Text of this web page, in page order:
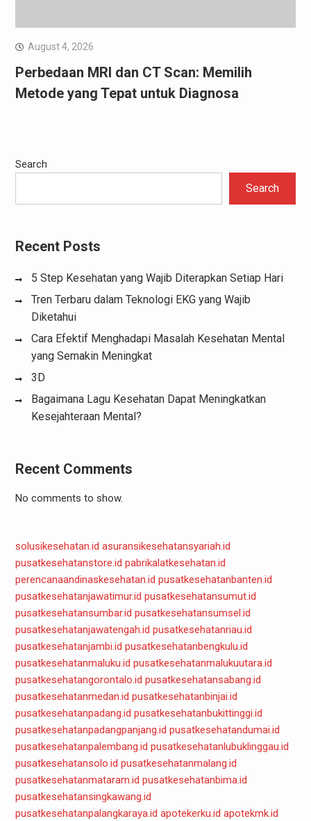
August 4, 2026
Perbedaan MRI dan CT Scan: Memilih
Metode yang Tepat untuk Diagnosa
Search
Search
Recent Posts
5 Step Kesehatan yang Wajib Diterapkan Setiap Hari
Tren Terbaru dalam Teknologi EKG yang Wajib
Diketahui
Cara Efektif Menghadapi Masalah Kesehatan Mental
yang Semakin Meningkat
3D
Bagaimana Lagu Kesehatan Dapat Meningkatkan
Kesejahteraan Mental?
Recent Comments
No comments to show.
solusikesehatan.id asuransikesehatansyariah.id
pusatkesehatanstore.id pabrikalatkesehatan.id
perencanaandinaskesehatan.id pusatkesehatanbanten.id
pusatkesehatanjawatimur.id pusatkesehatansumut.id
pusatkesehatansumbar.id pusatkesehatansumsel.id
pusatkesehatanjawatengah.id pusatkesehatanriau.id
pusatkesehatanjambi.id pusatkesehatanbengkulu.id
pusatkesehatanmaluku.id pusatkesehatanmalukuutara.id
pusatkesehatangorontalo.id pusatkesehatansabang.id
pusatkesehatanmedan.id pusatkesehatanbinjai.id
pusatkesehatanpadang.id pusatkesehatanbukittinggi.id
pusatkesehatanpadangpanjang.id pusatkesehatandumai.id
pusatkesehatanpalembang.id pusatkesehatanlubuklinggau.id
pusatkesehatansolo.id pusatkesehatanmalang.id
pusatkesehatanmataram.id pusatkesehatanbima.id
pusatkesehatansingkawang.id
pusatkesehatanpalangkaraya.id apotekerku.id apotekmk.id